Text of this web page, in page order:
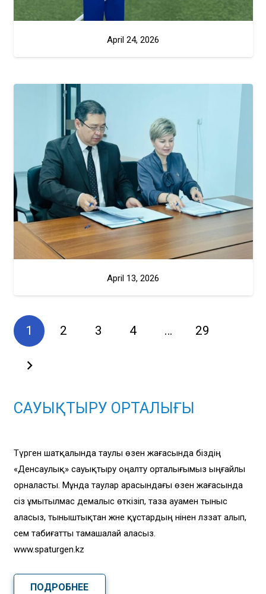
April 24, 2026
April 13, 2026
1 2 3 4 … 29
САУЫҚТЫРУ ОРТАЛЫҒЫ
Түрген шатқалында таулы өзен жағасында біздің
«Денсаулық» сауықтыру оңалту орталығымыз ыңғайлы
орналасты. Мұнда таулар арасындағы өзен жағасында
сіз ұмытылмас демалыс өткізіп, таза ауамен тыныс
аласыз, тыныштықтан және құстардың әнінен ләззат алып,
әсем табиғатты тамашалай аласыз.
www.spaturgen.kz
ПОДРОБНЕЕ